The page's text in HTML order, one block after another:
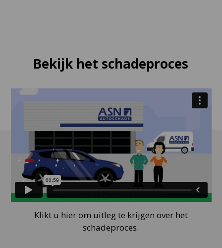
Bekijk het schadeproces
Klikt u hier om uitleg te krijgen over het
schadeproces.